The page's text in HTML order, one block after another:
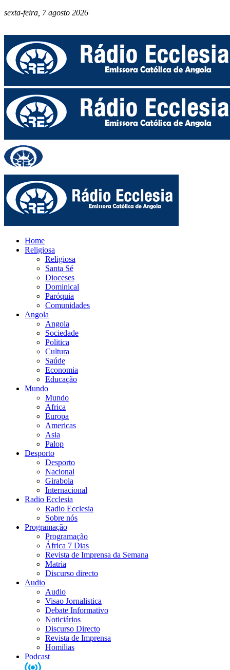
sexta-feira, 7 agosto 2026
Home
Religiosa
Religiosa
Santa Sé
Dioceses
Dominical
Paróquia
Comunidades
Angola
Angola
Sociedade
Politica
Cultura
Saúde
Economia
Educação
Mundo
Mundo
Africa
Europa
Americas
Asia
Palop
Desporto
Desporto
Nacional
Girabola
Internacional
Radio Ecclesia
Radio Ecclesia
Sobre nós
Programação
Programação
África 7 Dias
Revista de Imprensa da Semana
Matria
Discurso directo
Audio
Audio
Visao Jornalistica
Debate Informativo
Noticiários
Discurso Directo
Revista de Imprensa
Homilias
Podcast